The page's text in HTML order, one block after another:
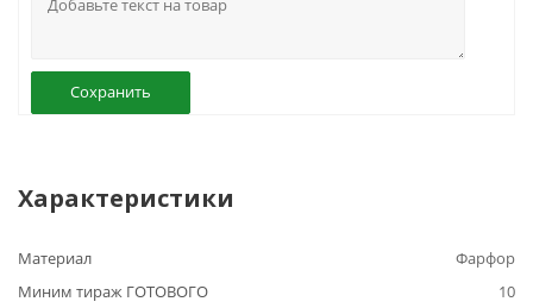
Сохранить
Характеристики
Материал
Фарфор
Миним тираж ГОТОВОГО
10